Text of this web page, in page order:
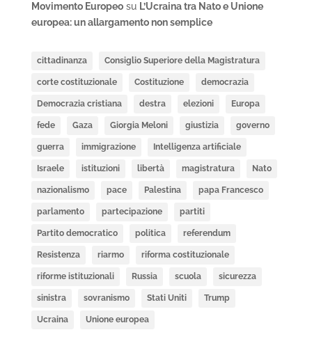
Movimento Europeosu L’Ucraina tra Nato e Unione
europea: un allargamento non semplice
cittadinanza Consiglio Superiore della Magistratura
corte costituzionale Costituzione democrazia
Democrazia cristiana destra elezioni Europa
fede Gaza Giorgia Meloni giustizia governo
guerra immigrazione Intelligenza artificiale
Israele istituzioni libertà magistratura Nato
nazionalismo pace Palestina papa Francesco
parlamento partecipazione partiti
Partito democratico politica referendum
Resistenza riarmo riforma costituzionale
riforme istituzionali Russia scuola sicurezza
sinistra sovranismo Stati Uniti Trump
Ucraina Unione europea